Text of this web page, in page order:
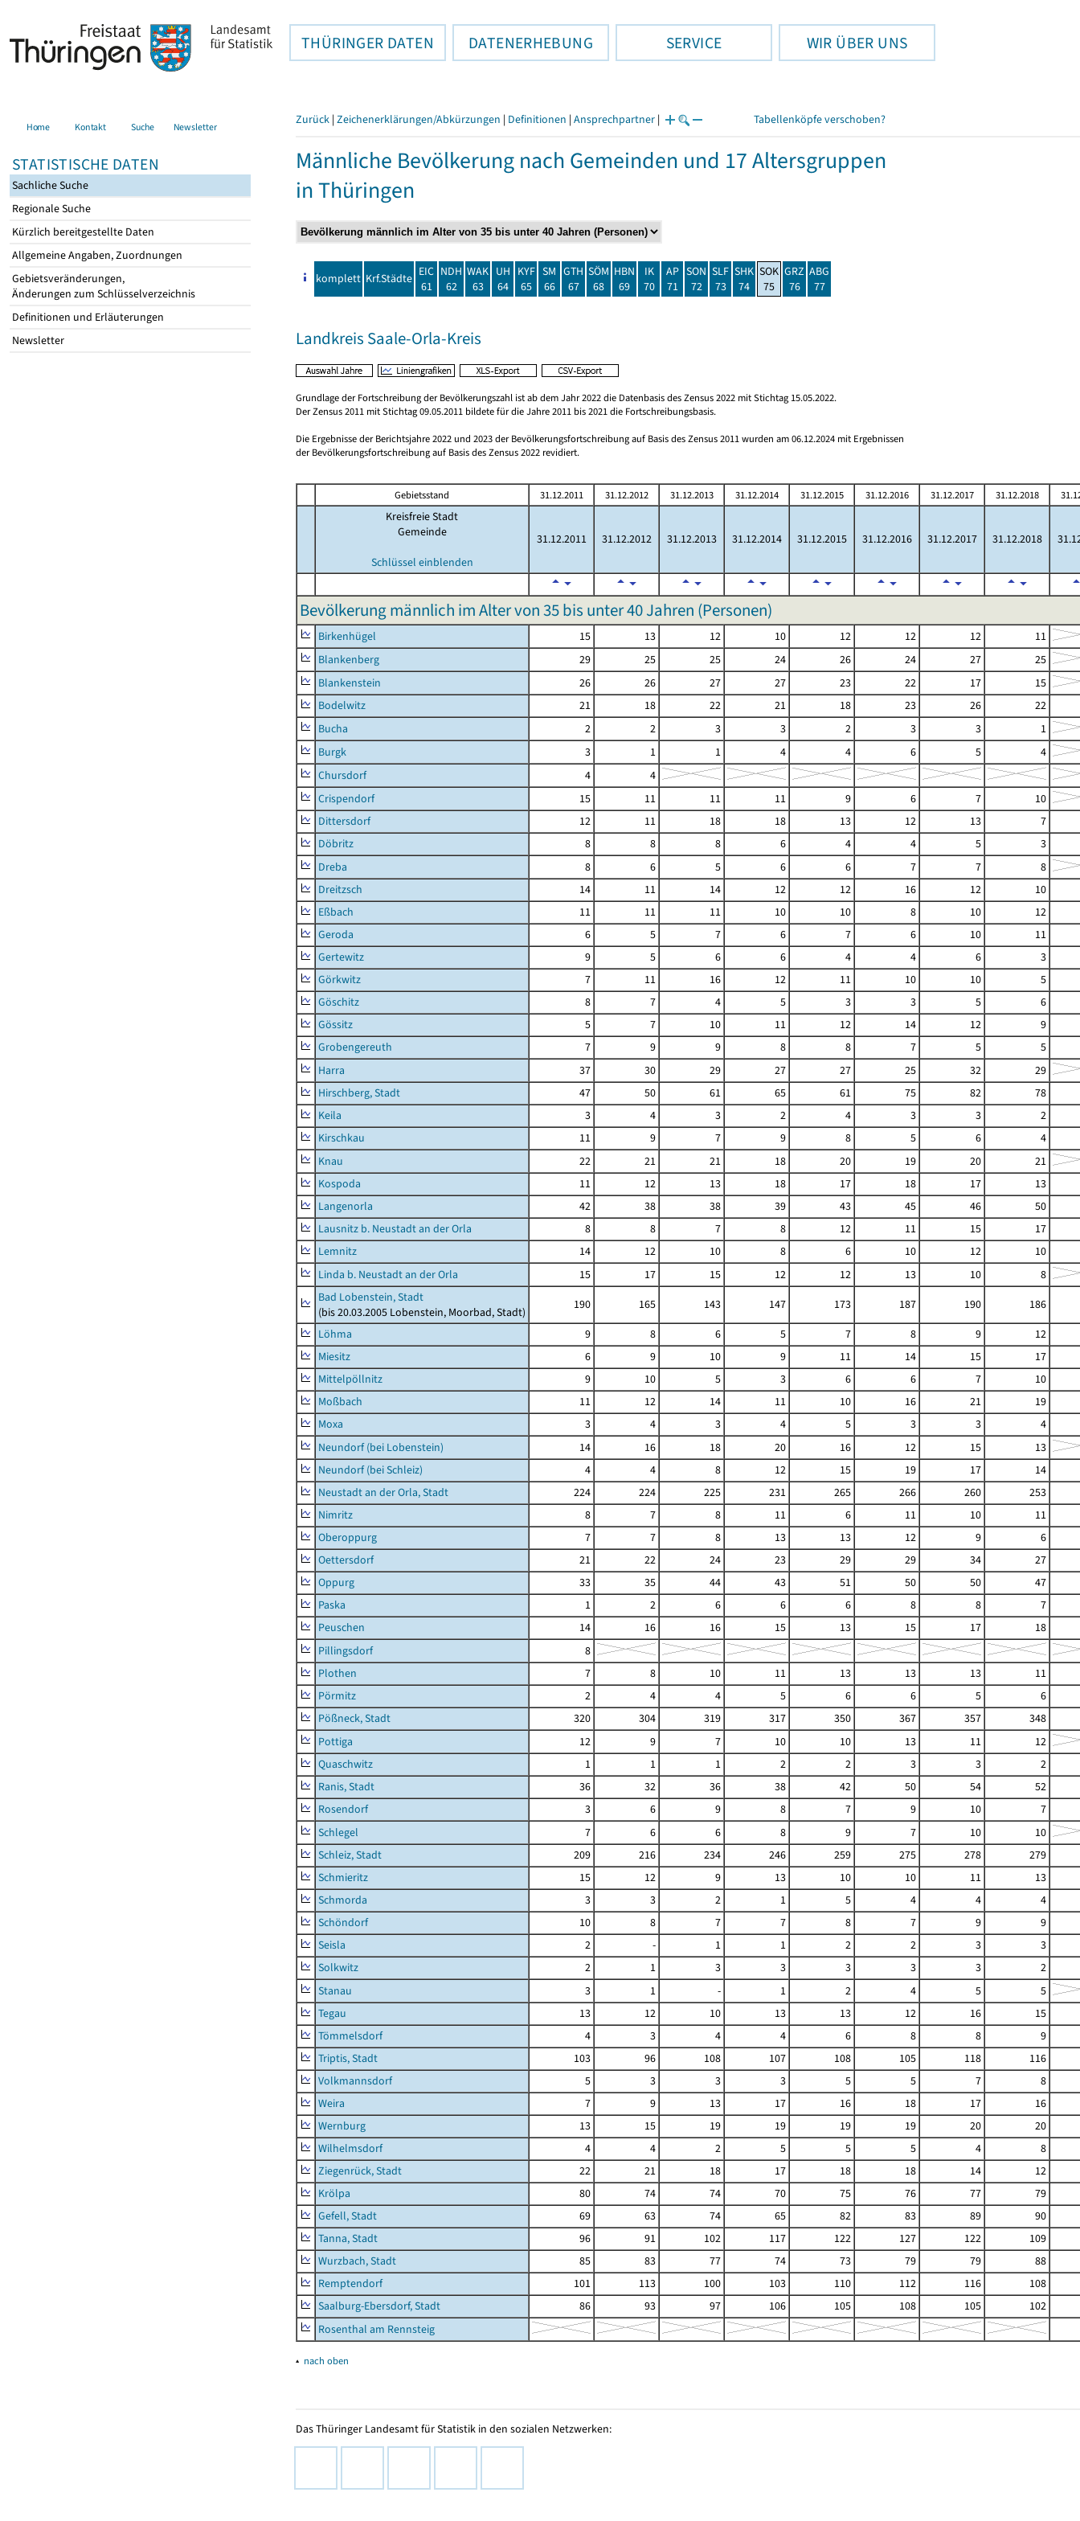
THÜRINGER DATEN DATENERHEBUNG SERVICE WIR ÜBER UNS
Home Kontakt Suche Newsletter
STATISTISCHE DATEN
Sachliche Suche
Regionale Suche
Kürzlich bereitgestellte Daten
Allgemeine Angaben, Zuordnungen
Gebietsveränderungen,
Änderungen zum Schlüsselverzeichnis
Definitionen und Erläuterungen
Newsletter
Zurück | Zeichenerklärungen/Abkürzungen | Definitionen | Ansprechpartner | Tabellenköpfe verschoben?
Männliche Bevölkerung nach Gemeinden und 17 Altersgruppen
in Thüringen
komplett Krf.Städte EIC
61
NDH
62
WAK
63
UH
64
KYF
65
SM
66
GTH
67
SÖM
68
HBN
69
IK
70
AP
71
SON
72
SLF
73
SHK
74
SOK
75
GRZ
76
ABG
77
Landkreis Saale-Orla-Kreis
Grundlage der Fortschreibung der Bevölkerungszahl ist ab dem Jahr 2022 die Datenbasis des Zensus 2022 mit Stichtag 15.05.2022.
Der Zensus 2011 mit Stichtag 09.05.2011 bildete für die Jahre 2011 bis 2021 die Fortschreibungsbasis.
Die Ergebnisse der Berichtsjahre 2022 und 2023 der Bevölkerungsfortschreibung auf Basis des Zensus 2011 wurden am 06.12.2024 mit Ergebnissen
der Bevölkerungsfortschreibung auf Basis des Zensus 2022 revidiert.
Gebietsstand 31.12.2011 31.12.2012 31.12.2013 31.12.2014 31.12.2015 31.12.2016 31.12.2017 31.12.2018
Kreisfreie Stadt
Gemeinde
Schlüssel einblenden
31.12.2011 31.12.2012 31.12.2013 31.12.2014 31.12.2015 31.12.2016 31.12.2017 31.12.2018
Bevölkerung männlich im Alter von 35 bis unter 40 Jahren (Personen)
Birkenhügel 15 13 12 10 12 12 12
11
Blankenberg
29 25 25 24 26 24 27
25
Blankenstein
26 26 27 27 23 22 17
15
Bodelwitz
21 18 22 21 18 23 26
22
Bucha
2 2 3 3 2 3 3
1
Burgk
3 1 1 4 4 6 5
4
Chursdorf
4
4
Crispendorf
15 11 11 11 9 6 7
10
Dittersdorf
12 11 18 18 13 12 13
7
Döbritz
8 8 8 6 4 4 5
3
Dreba
8 6 5 6 6 7 7
8
Dreitzsch
14 11 14 12 12 16 12
10
Eßbach
11 11 11 10 10 8 10
12
Geroda
6 5 7 6 7 6 10
11
Gertewitz
9 5 6 6 4 4 6
3
Görkwitz
7 11 16 12 11 10 10
5
Göschitz
8 7 4 5 3 3 5
6
Gössitz
5 7 10 11 12 14 12
9
Grobengereuth
7 9 9 8 8 7 5
5
Harra
37 30 29 27 27 25 32
29
Hirschberg, Stadt
47 50 61 65 61 75 82
78
Keila
3 4 3 2 4 3 3
2
Kirschkau
11 9 7 9 8 5 6
4
Knau
22 21 21 18 20 19 20
21
Kospoda
11 12 13 18 17 18 17
13
Langenorla
42 38 38 39 43 45 46
50
Lausnitz b. Neustadt an der Orla
8 8 7 8 12 11 15
17
Lemnitz
14 12 10 8 6 10 12
10
Linda b. Neustadt an der Orla
15 17 15 12 12 13 10
8
Bad Lobenstein, Stadt
(bis 20.03.2005 Lobenstein, Moorbad, Stadt)
190 165 143 147 173 187 190
186
Löhma
9 8 6 5 7 8 9
12
Miesitz
6 9 10 9 11 14 15
17
Mittelpöllnitz
9 10 5 3 6 6 7
10
Moßbach
11 12 14 11 10 16 21
19
Moxa
3 4 3 4 5 3 3
4
Neundorf (bei Lobenstein)
14 16 18 20 16 12 15
13
Neundorf (bei Schleiz)
4 4 8 12 15 19 17
14
Neustadt an der Orla, Stadt
224 224 225 231 265 266 260
253
Nimritz
8 7 8 11 6 11 10
11
Oberoppurg
7 7 8 13 13 12 9
6
Oettersdorf
21 22 24 23 29 29 34
27
Oppurg
33 35 44 43 51 50 50
47
Paska
1 2 6 6 6 8 8
7
Peuschen
14 16 16 15 13 15 17
18
Pillingsdorf
8
Plothen
7 8 10 11 13 13 13
11
Pörmitz
2 4 4 5 6 6 5
6
Pößneck, Stadt
320 304 319 317 350 367 357
348
Pottiga
12 9 7 10 10 13 11
12
Quaschwitz
1 1 1 2 2 3 3
2
Ranis, Stadt
36 32 36 38 42 50 54
52
Rosendorf
3 6 9 8 7 9 10
7
Schlegel
7 6 6 8 9 7 10
10
Schleiz, Stadt
209 216 234 246 259 275 278
279
Schmieritz
15 12 9 13 10 10 11
13
Schmorda
3 3 2 1 5 4 4
4
Schöndorf
10 8 7 7 8 7 9
9
Seisla
2 - 1 1 2 2 3
3
Solkwitz
2 1 3 3 3 3 3
2
Stanau
3 1 - 1 2 4 5
5
Tegau
13 12 10 13 13 12 16
15
Tömmelsdorf
4 3 4 4 6 8 8
9
Triptis, Stadt
103 96 108 107 108 105 118
116
Volkmannsdorf
5 3 3 3 5 5 7
8
Weira
7 9 13 17 16 18 17
16
Wernburg
13 15 19 19 19 19 20
20
Wilhelmsdorf
4 4 2 5 5 5 4
8
Ziegenrück, Stadt
22 21 18 17 18 18 14
12
Krölpa
80 74 74 70 75 76 77
79
Gefell, Stadt
69 63 74 65 82 83 89
90
Tanna, Stadt
96 91 102 117 122 127 122
109
Wurzbach, Stadt
85 83 77 74 73 79 79
88
Remptendorf
101 113 100 103 110 112 116
108
Saalburg-Ebersdorf, Stadt
86 93 97 106 105 108 105
102
Rosenthal am Rennsteig
▴ nach oben
Das Thüringer Landesamt für Statistik in den sozialen Netzwerken: